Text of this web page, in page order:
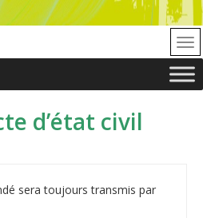
d’état civil
sera toujours transmis par